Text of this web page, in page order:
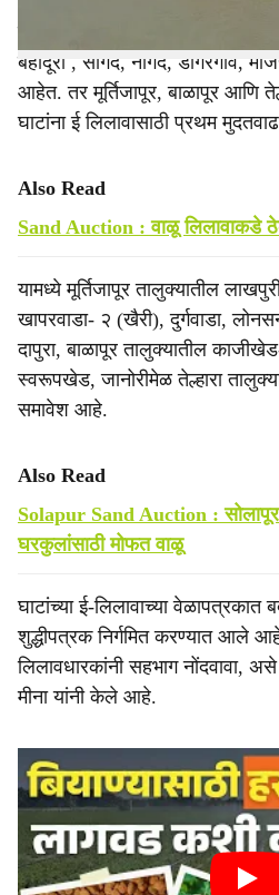
कपिलेश्वर, एकलारा, म्हैसांग, उगवा,
बहादूरा , सागद, नागद, डोंगरगाव,
आहेत. तर मूर्तिजापूर, बाळापूर आणि
घाटांना ई लिलावासाठी प्रथम
Also Read
Sand Auction : वाळू लिलावाकडे
यामध्ये मूर्तिजापूर तालुक्यातील
खापरवाडा- २ (खैरी), दुर्गवाडा,
दापुरा, बाळापूर तालुक्यातील
स्वरूपखेड, जानोरीमेळ तेल्हारा
समावेश आहे.
Also Read
Solapur Sand Auction : सोलापूर
घरकुलांसाठी मोफत वाळू
घाटांच्या ई-लिलावाच्या
शुद्धीपत्रक निर्गमित करण्यात आले
लिलावधारकांनी सहभाग नोंदवावा, असे
मीना यांनी केले आहे.